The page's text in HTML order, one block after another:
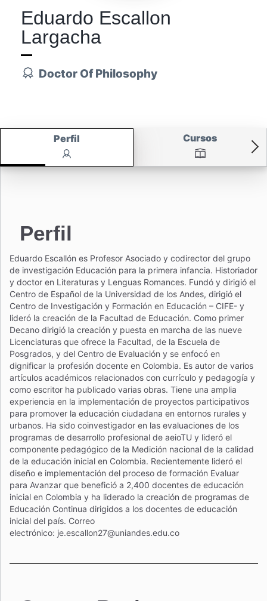
Eduardo Escallon
Largacha
Doctor Of Philosophy
Perfil Cursos
Perfil
Eduardo Escallón es Profesor Asociado y codirector del grupo
de investigación Educación para la primera infancia. Historiador
y doctor en Literaturas y Lenguas Romances. Fundó y dirigió el
Centro de Español de la Universidad de los Andes, dirigió el
Centro de Investigación y Formación en Educación – CIFE- y
lideró la creación de la Facultad de Educación. Como primer
Decano dirigió la creación y puesta en marcha de las nueve
Licenciaturas que ofrece la Facultad, de la Escuela de
Posgrados, y del Centro de Evaluación y se enfocó en
dignificar la profesión docente en Colombia. Es autor de varios
artículos académicos relacionados con currículo y pedagogía y
como escritor ha publicado varias obras. Tiene una amplia
experiencia en la implementación de proyectos participativos
para promover la educación ciudadana en entornos rurales y
urbanos. Ha sido coinvestigador en las evaluaciones de los
programas de desarrollo profesional de aeioTU y lideró el
componente pedagógico de la Medición nacional de la calidad
de la educación inicial en Colombia. Recientemente lideró el
diseño e implementación del proceso de formación Evaluar
para Avanzar que benefició a 2,400 docentes de educación
inicial en Colombia y ha liderado la creación de programas de
Educación Continua dirigidos a los docentes de educación
inicial del país. Correo
electrónico: je.escallon27@uniandes.edu.co